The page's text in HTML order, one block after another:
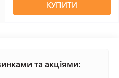
КУПИТИ
та акціями: